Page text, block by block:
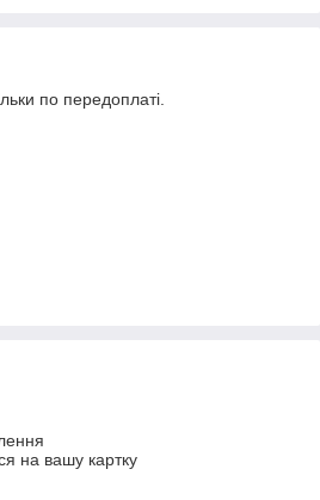
по передоплаті.
на вашу картку